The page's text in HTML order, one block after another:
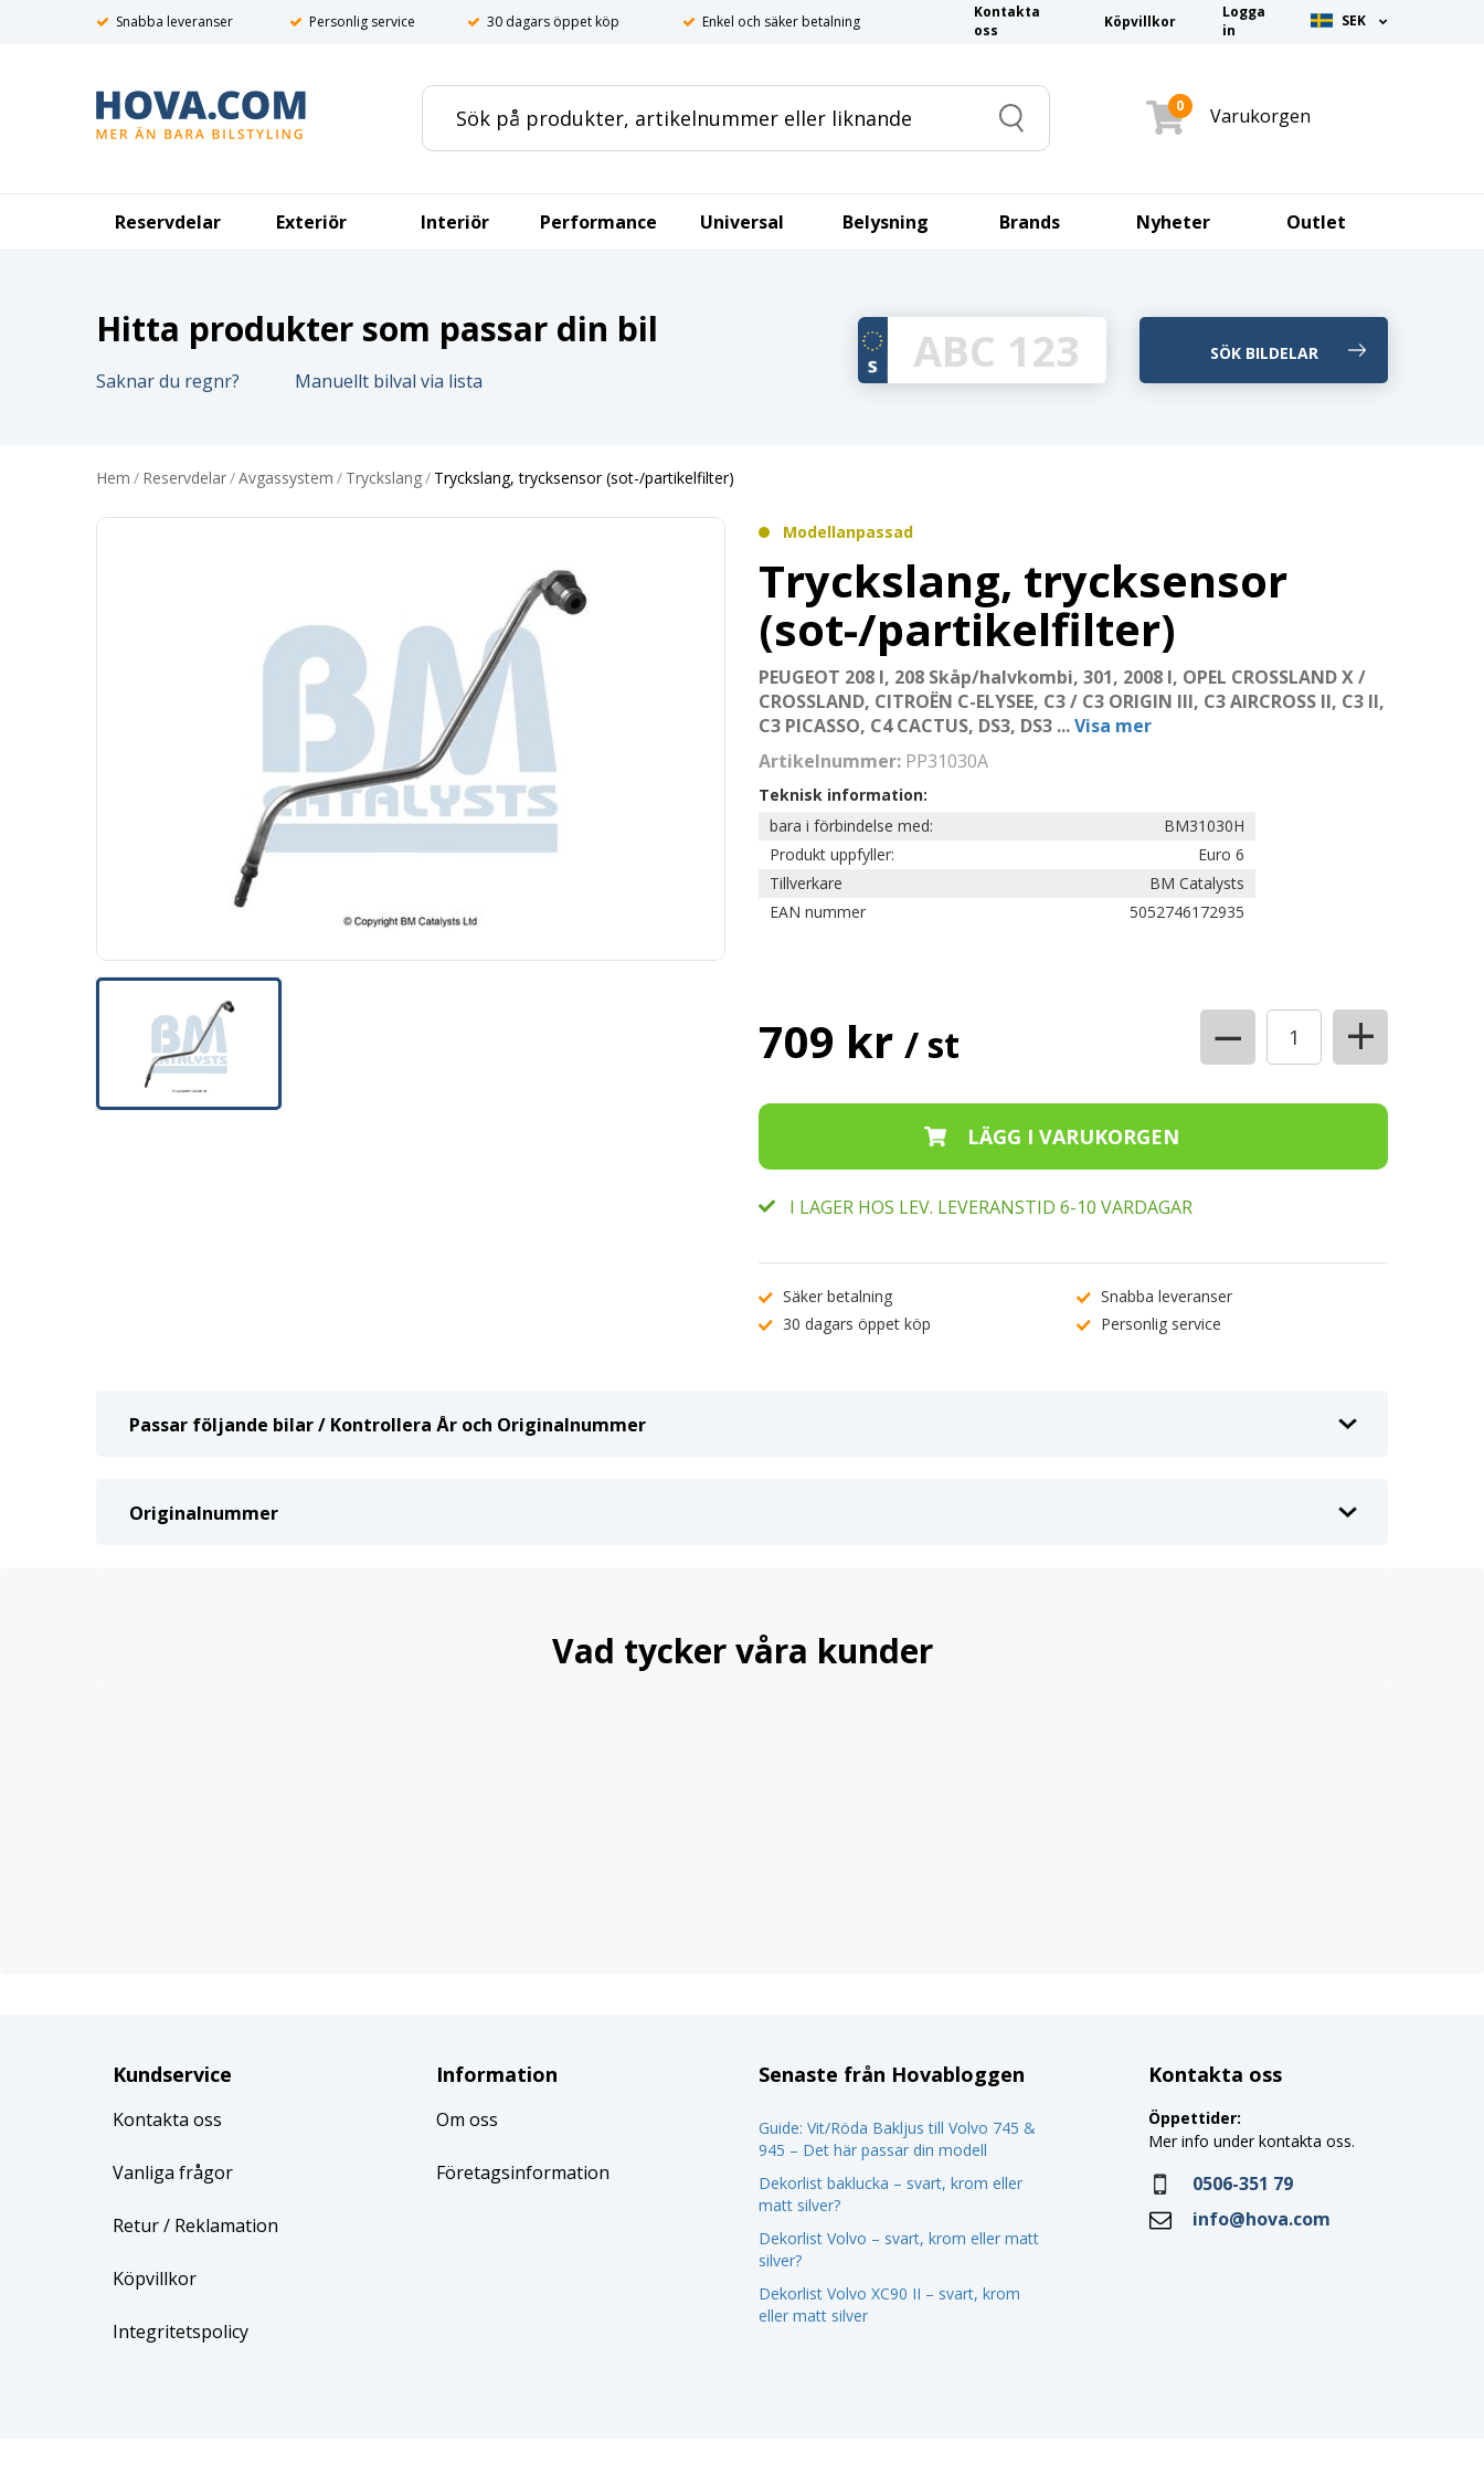
Snabba leveranser Personlig service 30 dagars öppet köp Enkel och säker betalning
Kontakta
oss
Köpvillkor
Logga
in
SEK
Search
0 Varukorgen
Reservdelar Exteriör Interiör Performance Universal Belysning Brands Nyheter Outlet
Hitta produkter som passar din bil
Saknar du regnr? Manuellt bilval via lista
Hem / Reservdelar/Avgassystem / Tryckslang/ Tryckslang, trycksensor (sot-/partikelfilter)
Modellanpassad
Tryckslang, trycksensor
(sot-/partikelfilter)
PEUGEOT 208 I, 208 Skåp/halvkombi, 301, 2008 I, OPEL CROSSLAND X /
CROSSLAND, CITROËN C-ELYSEE, C3 / C3 ORIGIN III, C3 AIRCROSS II, C3 II,
C3 PICASSO, C4 CACTUS, DS3, DS3 ...Visa mer
Artikelnummer: PP31030A
Teknisk information:
bara i förbindelse med:
BM31030H
Produkt uppfyller:
Euro 6
Tillverkare
BM Catalysts
EAN nummer
5052746172935
709 kr / st − +
I LAGER HOS LEV. LEVERANSTID 6-10 VARDAGAR
Säker betalning
Snabba leveranser
30 dagars öppet köp
Personlig service
Passar följande bilar / Kontrollera År och Originalnummer
Originalnummer
Vad tycker våra kunder
Kundservice
Kontakta oss
Vanliga frågor
Retur/ Reklamation
Köpvillkor
Integritetspolicy
Information
Om oss
Företagsinformation
Senaste från Hovabloggen
Guide: Vit/Röda Bakljus till Volvo 745 &
945 – Det här passar din modell
Dekorlist baklucka – svart, krom eller
matt silver?
Dekorlist Volvo – svart, krom eller matt
silver?
Dekorlist Volvo XC90 II – svart, krom
eller matt silver
Kontakta oss
Öppettider:
Mer info under kontakta oss.
0506-351 79
info@hova.com